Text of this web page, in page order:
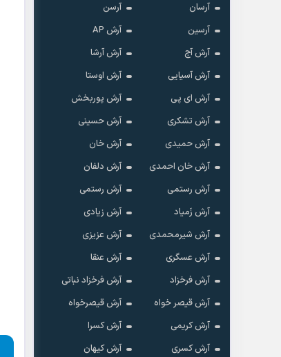
آرسان
آرسن
آرسین
آرش AP
آرش آج
آرش آرشا
آرش آسیایی
آرش اوستا
آرش ای پی
آرش پوربخش
آرش تشکری
آرش حسینی
آرش حمیدی
آرش خان
آرش خان احمدی
آرش دلفان
آرش رستمى
آرش رستمی
آرش زَمیاد
آرش زیادی
آرش شیرمحمدی
آرش عزیزی
آرش عسگری
آرش عنقا
آرش فرخزاد
آرش فرخزاد نباتی
آرش قیصر خواه
آرش قیصرخواه
آرش کریمی
آرش کسرا
آرش کسری
آرش کیهان